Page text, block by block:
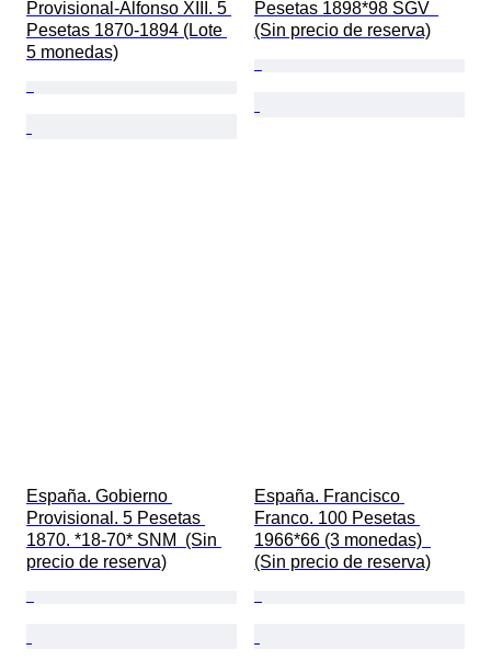
Provisional-Alfonso XIII. 5
Pesetas 1870-1894 (Lote
5 monedas)
Pesetas 1898*98 SGV
(Sin precio de reserva)
España. Gobierno
Provisional. 5 Pesetas
1870. *18-70* SNM  (Sin
precio de reserva)
España. Francisco
Franco. 100 Pesetas
1966*66 (3 monedas)
(Sin precio de reserva)